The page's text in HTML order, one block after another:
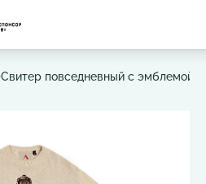
Свитер повседневный с эмблемой